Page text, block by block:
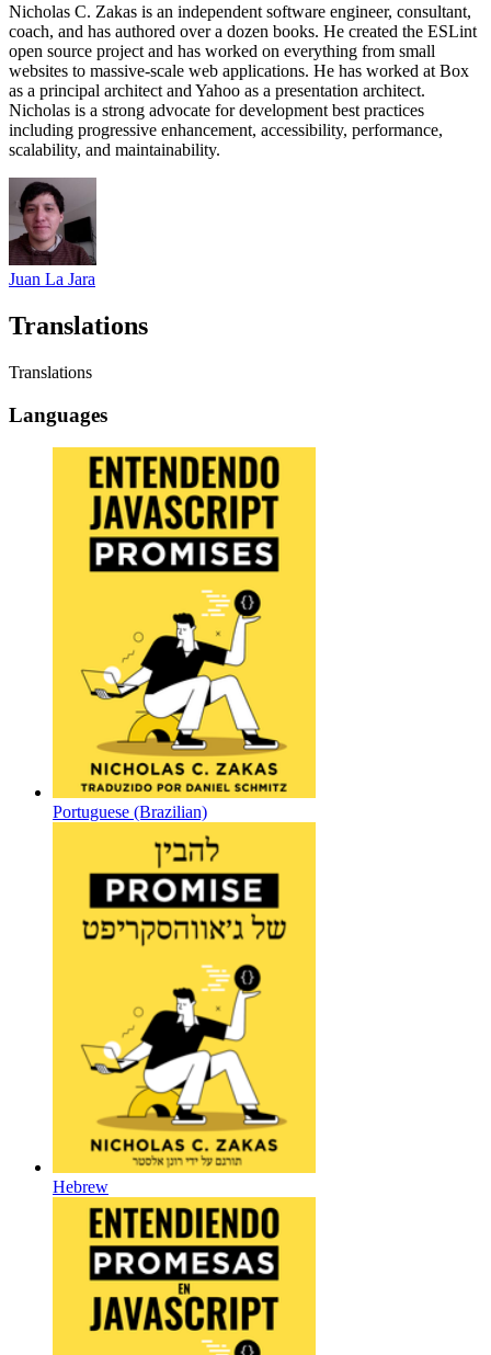
Nicholas C. Zakas is an independent software engineer, consultant,
coach, and has authored over a dozen books. He created the ESLint
open source project and has worked on everything from small
websites to massive-scale web applications. He has worked at Box
as a principal architect and Yahoo as a presentation architect.
Nicholas is a strong advocate for development best practices
including progressive enhancement, accessibility, performance,
scalability, and maintainability.
Juan La Jara
Translations
Translations
Languages
Portuguese (Brazilian)
Hebrew